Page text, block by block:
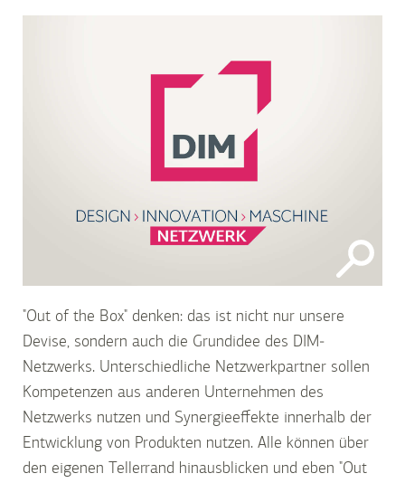
"Out of the Box" denken: das ist nicht nur unsere
Devise, sondern auch die Grundidee des DIM-
Netzwerks. Unterschiedliche Netzwerkpartner sollen
Kompetenzen aus anderen Unternehmen des
Netzwerks nutzen und Synergieeffekte innerhalb der
Entwicklung von Produkten nutzen. Alle können über
den eigenen Tellerrand hinausblicken und eben "Out